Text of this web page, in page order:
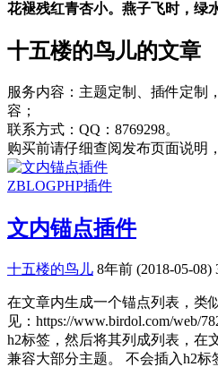
花褪残红青杏小。燕子飞时，绿
十五楼的鸟儿的文章
服务内容：主题定制、插件定制
容；
联系方式：QQ：8769298。
购买前请仔细查阅发布页面说明
ZBLOGPHP插件
文内锚点插件
十五楼的鸟儿 8年前 (2018-05-08)
在文章内生成一个锚点列表，类
见：https://www.birdol.com/web/
h2标签，然后将其列成列表，在
兼容大部分主题。 不会插入h2标